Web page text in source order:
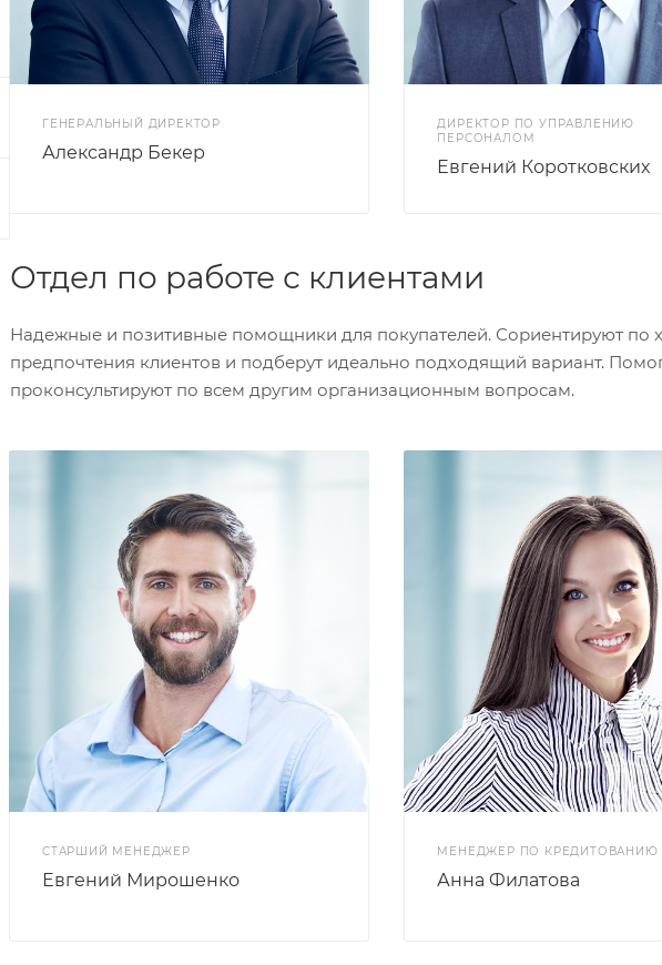
ГЕНЕРАЛЬНЫЙ ДИРЕКТОР
Александр Бекер
ДИРЕКТОР ПО УПРАВЛЕНИЮ
ПЕРСОНАЛОМ
Евгений Коротковских
Отдел по работе с клиентами
Надежные и позитивные помощники для покупателей. Сориентируют по
предпочтения клиентов и подберут идеально подходящий вариант.
проконсультируют по всем другим организационным вопросам.
СТАРШИЙ МЕНЕДЖЕР
Евгений Мирошенко
МЕНЕДЖЕР ПО КРЕДИТОВАНИЮ
Анна Филатова